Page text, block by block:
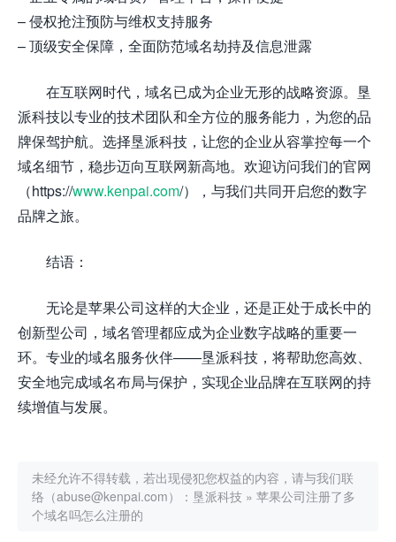
– 侵权抢注预防与维权支持服务
– 顶级安全保障，全面防范域名劫持及信息泄露
在互联网时代，域名已成为企业无形的战略资源。垦
派科技以专业的技术团队和全方位的服务能力，为您的品
牌保驾护航。选择垦派科技，让您的企业从容掌控每一个
域名细节，稳步迈向互联网新高地。欢迎访问我们的官网
（https://www.kenpai.com/），与我们共同开启您的数字
品牌之旅。
结语：
无论是苹果公司这样的大企业，还是正处于成长中的
创新型公司，域名管理都应成为企业数字战略的重要一
环。专业的域名服务伙伴——垦派科技，将帮助您高效、
安全地完成域名布局与保护，实现企业品牌在互联网的持
续增值与发展。
未经允许不得转载，若出现侵犯您权益的内容，请与我们联
络（abuse@kenpai.com）： 垦派科技 » 苹果公司注册了多
个域名吗怎么注册的